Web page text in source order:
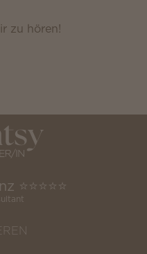
zu hören!
⭐️⭐️⭐️⭐️⭐️